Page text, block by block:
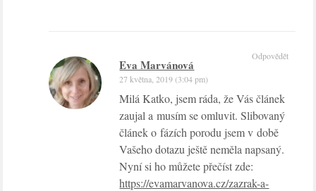
Eva Marvánová
27 května, 2019 (3:04 pm)
Milá Katko, jsem ráda, že Vás článek
zaujal a musím se omluvit. Slibovaný
článek o fázích porodu jsem v době
Vašeho dotazu ještě neměla napsaný.
Nyní si ho můžete přečíst zde:
https://evamarvanova.cz/zazrak-a-
Odpovědět